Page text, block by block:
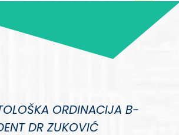
ORDINACIJA B-
DR ZUKOVIĆ